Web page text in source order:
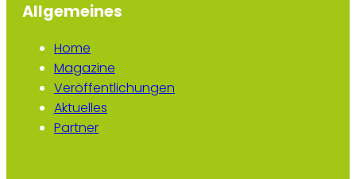
Allgemeines
Home
Magazine
Veröffentlichungen
Aktuelles
Partner